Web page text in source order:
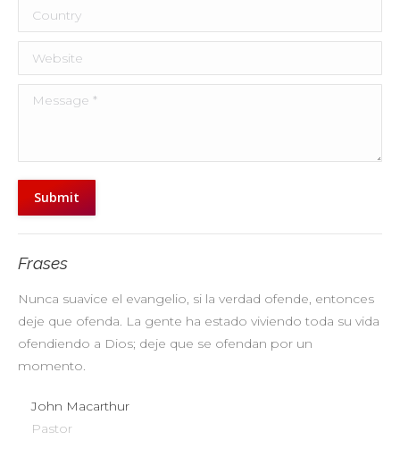
Country
Website
Message *
Submit
Frases
Nunca suavice el evangelio, si la verdad ofende, entonces
deje que ofenda. La gente ha estado viviendo toda su vida
ofendiendo a Dios; deje que se ofendan por un
momento.
John Macarthur
Pastor